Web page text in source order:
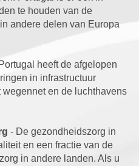
te houden van de
andere delen van Europa
heeft de afgelopen
in infrastructuur
en de luchthavens
- De gezondheidszorg in
en een fractie van de
in andere landen. Als u